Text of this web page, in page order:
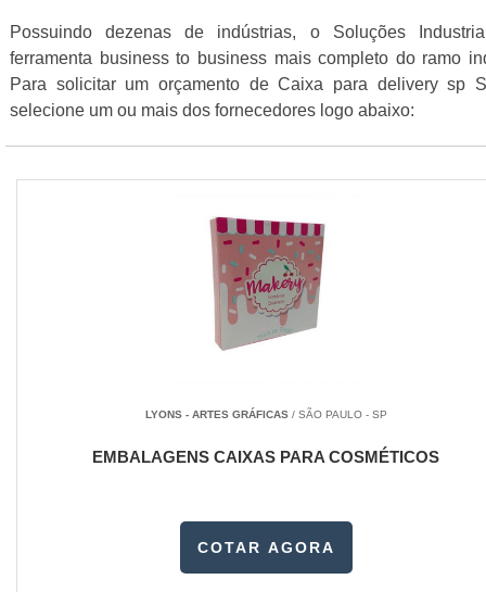
Possuindo dezenas de indústrias, o Soluções
ferramenta business to business mais completo do ramo
Para solicitar um orçamento de Caixa para delivery sp
selecione um ou mais dos fornecedores logo abaixo:
LYONS - ARTES GRÁFICAS/ SÃO PAULO - SP
EMBALAGENS CAIXAS PARA COSMÉTICOS
COTAR AGORA